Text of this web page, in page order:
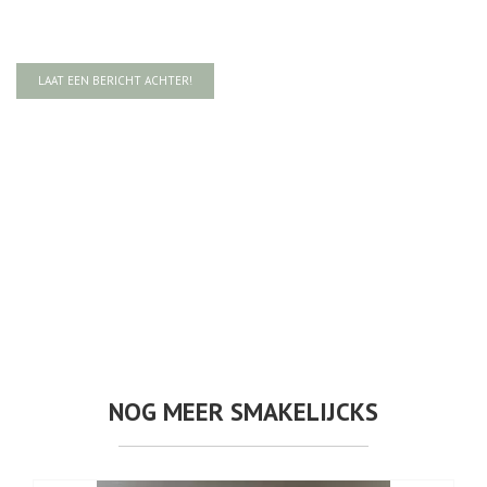
LAAT EEN BERICHT ACHTER!
NOG MEER SMAKELIJCKS